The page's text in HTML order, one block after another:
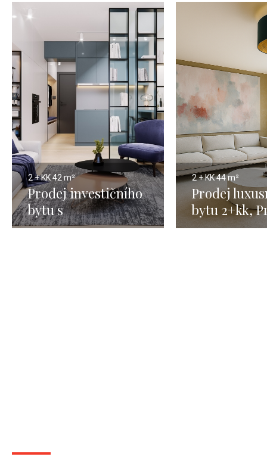
2 + KK42 m²
Prodej investičního
bytu s
předzahrádkou -
2 + KK44 m²
Prodej
bytu 2+kk,
Staré město